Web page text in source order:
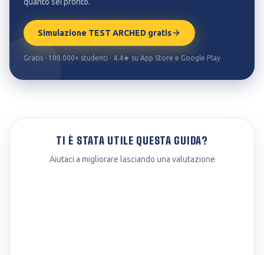
Simulazione TEST ARCHED gratis
Gratis · 100.000+ studenti · 4.4★ su App Store e Google Play
TI È STATA UTILE QUESTA GUIDA?
Aiutaci a migliorare lasciando una valutazione